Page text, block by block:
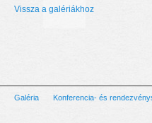
Vissza a galériákhoz
Galéria Konferencia- és